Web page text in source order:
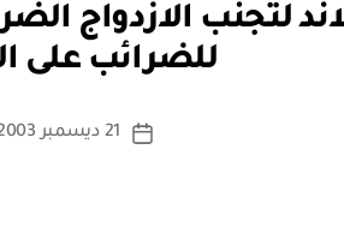
لتجنب الازدواج
للضرائب على
كاتب
ا
ة
تاريخ
21 ديسمبر 2003